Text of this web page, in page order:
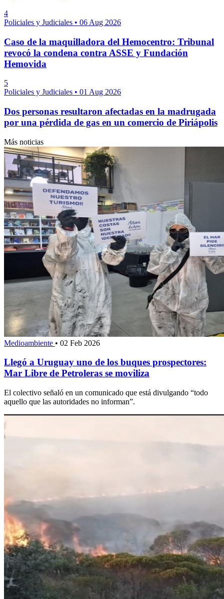
4
Policiales y Judiciales • 06 Aug 2026
Caso de la maquilladora del Hemocentro: Tribunal
revocó la condena contra ASSE y Fundación
Hemovida
5
Policiales y Judiciales • 01 Aug 2026
Dos personas resultaron afectadas en la madrugada
por una pérdida de gas en un comercio de Piriápolis
Más noticias
Medioambiente • 02 Feb 2026
Llegó a Uruguay uno de los buques prospectores:
Mar Libre de Petroleras se moviliza
El colectivo señaló en un comunicado que está divulgando “todo
aquello que las autoridades no informan”.